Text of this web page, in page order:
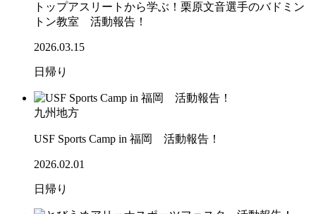
トップアスリートから学ぶ！栗原文音選手のバドミン
トン教室 活動報告！
2026.03.15
日帰り
九州地方
USF Sports Camp in 福岡 活動報告！
2026.02.01
日帰り